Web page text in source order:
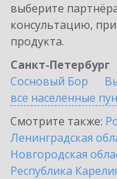
выберите
консультацию,
продукта.
Санкт-Петербург
Сосновый Бор
все населенные
Смотрите также:
Ленинградская
Новгородская
Республика